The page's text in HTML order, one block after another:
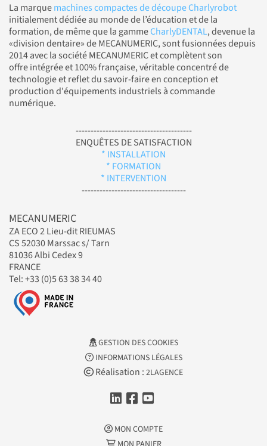
La marquemachines compactes de découpe Charlyrobot
initialement dédiée au monde de l’éducation et de la
formation, de même que la gammeCharlyDENTAL, devenue la
«division dentaire» de MECANUMERIC, sont fusionnées depuis
2014 avec la société MECANUMERIC et complètent son
offre intégrée et 100% française, véritable concentré de
technologie et reflet du savoir-faire en conception et
production d'équipements industriels à commande
numérique.
---------------------------------------
ENQUÊTES DE SATISFACTION
* INSTALLATION
* FORMATION
* INTERVENTION
-----------------------------------
MECANUMERIC
ZA ECO 2 Lieu-dit RIEUMAS
CS 52030 Marssac s/ Tarn
81036 Albi Cedex 9
FRANCE
Tel: +33 (0)5 63 38 34 40
GESTION DES COOKIES
INFORMATIONS LÉGALES
Réalisation : 2LAGENCE
MON COMPTE